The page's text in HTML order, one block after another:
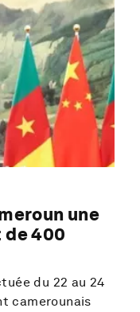
une
de 400
du 22 au 24
camerounais